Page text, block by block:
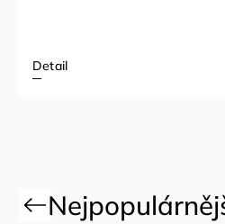
Detail
Previous